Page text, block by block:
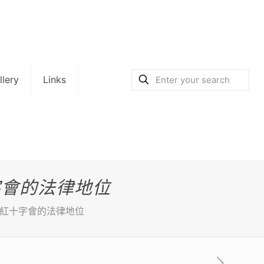
Links
的法律地位
十字會的法律地位